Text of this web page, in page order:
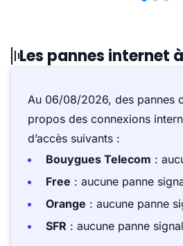
Les pannes internet
Au 06/08/2026, des pannes
propos des connexions
d’accès suivants :
Bouygues Telecom :
Free : aucune panne
Orange : aucune panne
SFR : aucune panne